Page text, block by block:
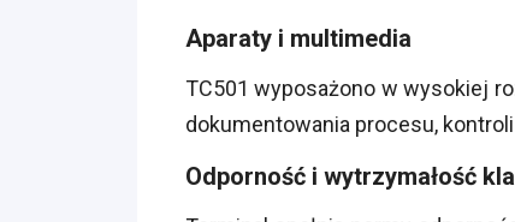
Aparaty i multimedia
TC501 wyposażono w wysokiej
dokumentowania procesu,
Odporność i wytrzymałość